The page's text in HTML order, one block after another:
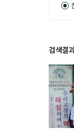
검색결